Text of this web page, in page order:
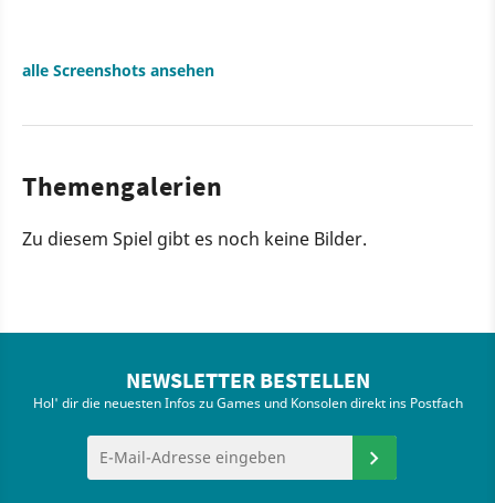
alle Screenshots ansehen
Themengalerien
Zu diesem Spiel gibt es noch keine Bilder.
NEWSLETTER BESTELLEN
Hol' dir die neuesten Infos zu Games und Konsolen direkt ins Postfach